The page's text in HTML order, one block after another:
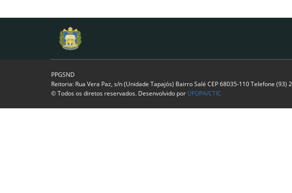
PPGSND
Reitoria: Rua Vera Paz, s/n (Unidade Tapajós) Bairro Salé CEP 68035-110 Telefone
© Todos os diretos reservados. Desenvolvido por UFOPA/CTIC